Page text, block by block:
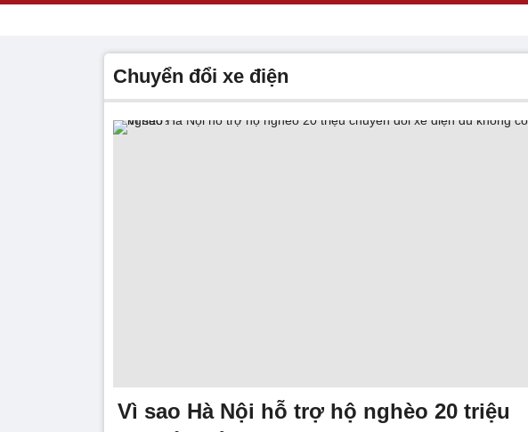
chuyển đổi xe điện
Vì sao Hà Nội hỗ trợ hộ nghèo 20 triệu